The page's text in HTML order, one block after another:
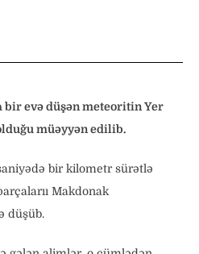
bir evə düşən meteoritin Yer
müəyyən edilib.
bir kilometr sürətlə
Makdonak
düşüb.